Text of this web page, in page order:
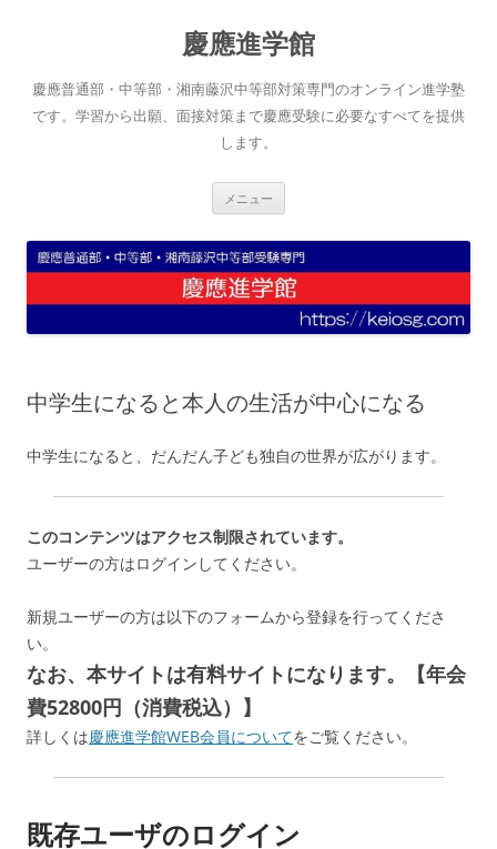
へ
ス
キ
慶應進学館
慶應普通部・中等部・湘南藤沢中等部対策専門のオンライン進学塾
です。学習から出願、面接対策まで慶應受験に必要なすべてを提供
します。
メニュー
中学生になると本人の生活が中心になる
中学生になると、だんだん子ども独自の世界が広がります。
このコンテンツはアクセス制限されています。
ユーザーの方はログインしてください。
新規ユーザーの方は以下のフォームから登録を行ってくださ
い。
なお、本サイトは有料サイトになります。【年会
費52800円（消費税込）】
詳しくは慶應進学館WEB会員についてをご覧ください。
既存ユーザのログイン